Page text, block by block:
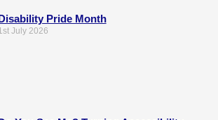
Pride Month
July 2026